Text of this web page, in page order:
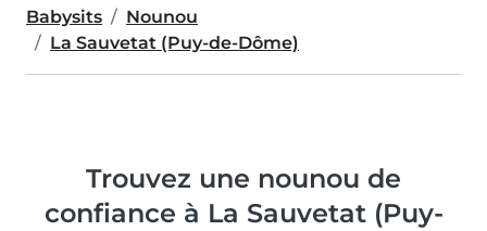
Babysits
Nounou
La Sauvetat (Puy-de-Dôme)
Trouvez une nounou de
confiance à La Sauvetat (Puy-